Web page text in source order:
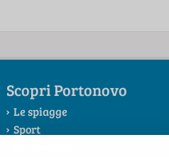
Scopri Portonovo
Le spiagge
Sport